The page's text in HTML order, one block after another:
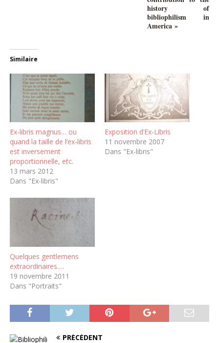
history of
bibliophilism in
America »
Similaire
Ex-libris magnus… ou
quand la taille de l’ex-libris
est inversement
proportionnelle, etc.
13 mars 2012
Dans "Ex-libris"
Exposition d’Ex-Libris
11 novembre 2007
Dans "Ex-libris"
Quelques gentlemens
extraordinaires….
19 novembre 2011
Dans "Portraits"
PRÉCÉDENT